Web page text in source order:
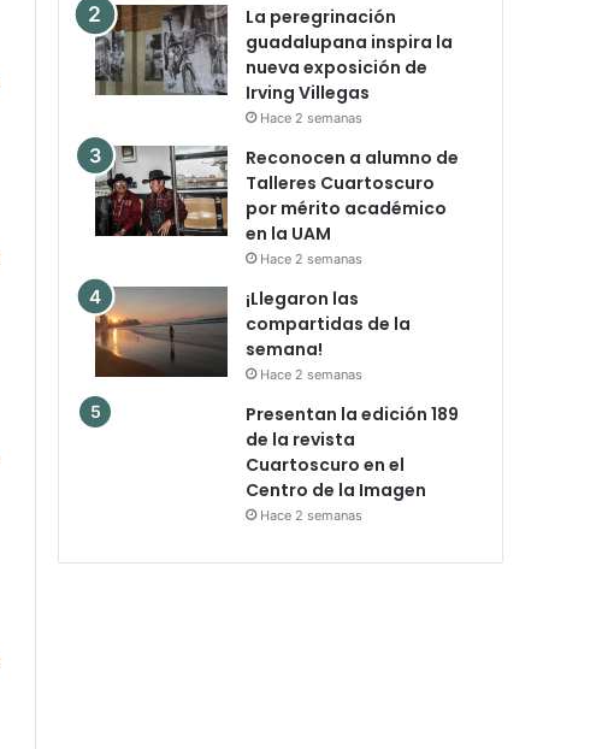
La peregrinación
guadalupana inspira la
nueva exposición de
Irving Villegas
Hace 2 semanas
Reconocen a alumno de
Talleres Cuartoscuro
por mérito académico
en la UAM
Hace 2 semanas
¡Llegaron las
compartidas de la
semana!
Hace 2 semanas
Presentan la edición 189
de la revista
Cuartoscuro en el
Centro de la Imagen
Hace 2 semanas